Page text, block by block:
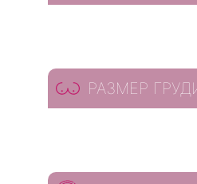
РАЗМЕР